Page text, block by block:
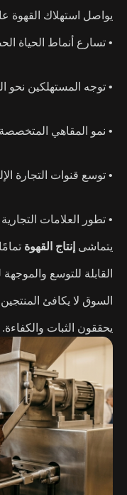
يواصل استهلاك القهوة
• تسارع أنماط الحياة
• توجه المستهلكين نحو
• نمو المقاهي المتخصصة
• توسع قنوات التجارة
• تطور العلامات
يتماشى إنتاج القهوة
القابلة للتوسع
السوق لا يكافئ
يحققون الثبات والكفاءة.